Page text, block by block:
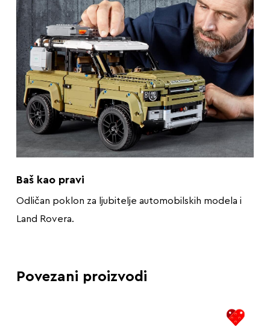
Baš kao pravi
Odličan poklon za ljubitelje automobilskih modela i
Land Rovera.
Povezani proizvodi